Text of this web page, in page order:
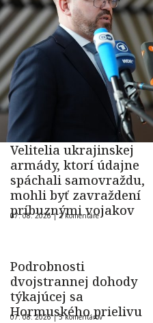
Velitelia ukrajinskej
armády, ktorí údajne
spáchali samovraždu,
mohli byť zavraždení
príbuznými vojakov
07. 08. 2026 |2 komentáre
Podrobnosti
dvojstrannej dohody
týkajúcej sa
Hormuského prielivu
07. 08. 2026 |5 komentárov